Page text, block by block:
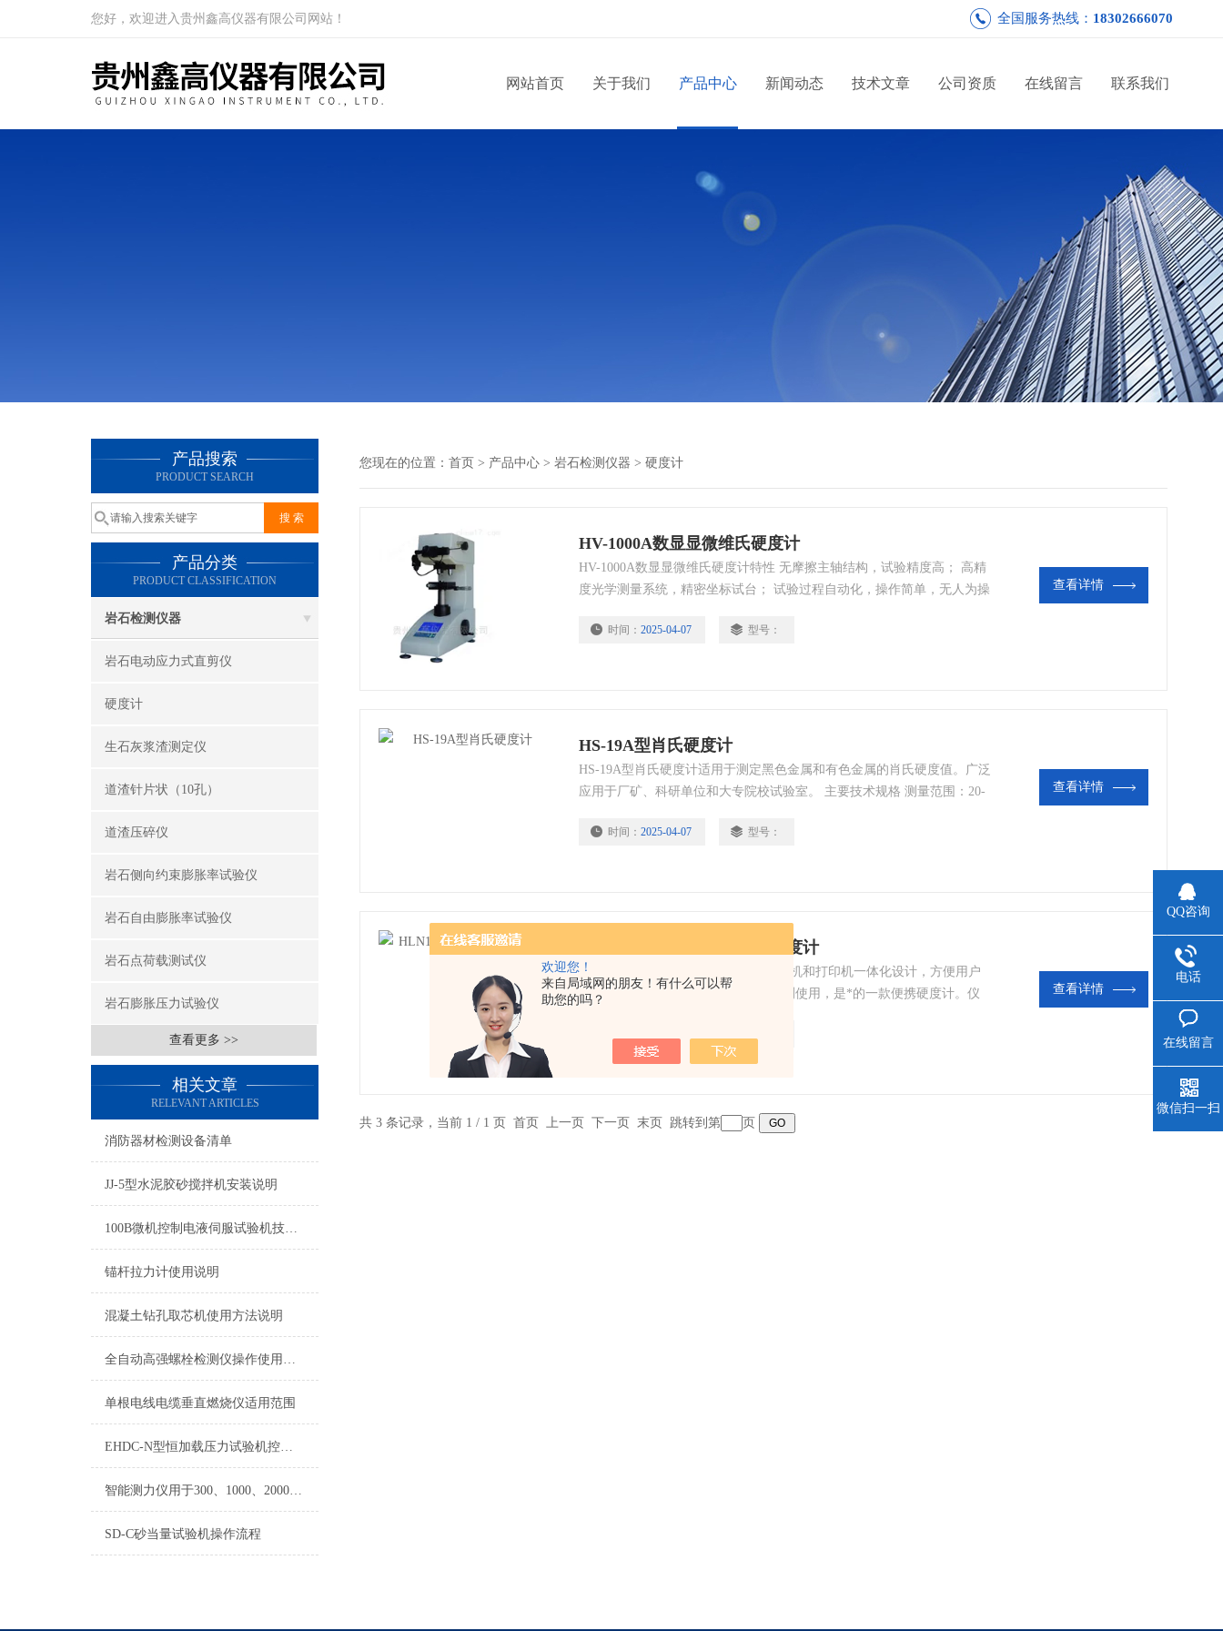
欢迎您！
来自局域网的朋友！有什么可以帮
助您的吗？
您好，欢迎进入贵州鑫高仪器有限公司网站！ 全国服务热线： 18302666070
网站首页 关于我们 产品中心 新闻动态 技术文章 公司资质 在线留言 联系我们
产品搜索
PRODUCT SEARCH
产品分类
PRODUCT CLASSIFICATION
岩石检测仪器
岩石电动应力式直剪仪
硬度计
生石灰浆渣测定仪
道渣针片状（10孔）
道渣压碎仪
岩石侧向约束膨胀率试验仪
岩石自由膨胀率试验仪
岩石点荷载测试仪
岩石膨胀压力试验仪
查看更多 >>
相关文章
RELEVANT ARTICLES
消防器材检测设备清单
JJ-5型水泥胶砂搅拌机安装说明
100B微机控制电液伺服试验机技术参数
锚杆拉力计使用说明
混凝土钻孔取芯机使用方法说明
全自动高强螺栓检测仪操作使用说明书
单根电线电缆垂直燃烧仪适用范围
EHDC-N型恒加载压力试验机控制系统原产地
智能测力仪用于300、1000、2000型压力试验机
SD-C砂当量试验机操作流程
您现在的位置： 首页 > 产品中心 > 岩石检测仪器 > 硬度计
HV-1000A数显显微维氏硬度计
HV-1000A数显显微维氏硬度计特性 无摩擦主轴结构，试验精度高； 高精
度光学测量系统，精密坐标试台； 试验过程自动化，操作简单，无人为操
氏硬度试验； 精度符合GB/T4340.2 ISO6507-2 和美国ASTM E384。
时间： 2025-04-07 型号：
查看详情
HS-19A型肖氏硬度计
HS-19A型肖氏硬度计适用于测定黑色金属和有色金属的肖氏硬度值。广泛
应用于厂矿、科研单位和大专院校试验室。 主要技术规格 测量范围：20-
10千克时间： 2025-04-07 型号：
查看详情
HLN160便携式一体打印型硬度计
HLN160便携式一体打印型硬度计，主机和打印机一体化设计，方便用户
打印测试结果，特别适合外出硬度检测使用，是*的一款便携硬度计。仪
128×64点阵显示器，信息丰富、直观。*，方便操作和读值。 适用材料：
钢和铸钢、合金工具钢、不锈钢、灰铸铁、球墨铸铁、铸铝合金、铜锌合
查看详情
共 3 条记录，当前 1 / 1 页 首页 上一页 下一页 末页 跳转到第 页
QQ咨询
电话
在线留言
微信扫一扫